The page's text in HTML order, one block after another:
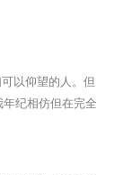
以仰望的人。但
纪相仿但在完全